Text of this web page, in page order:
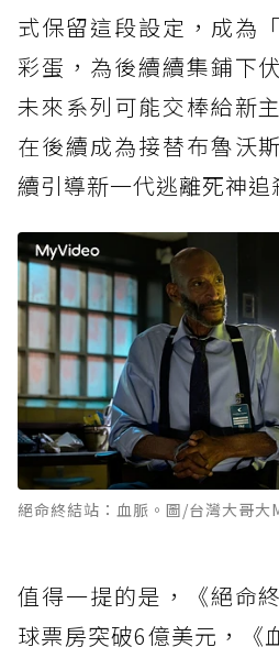
式保留這段設定，成為
彩蛋，為後續續集鋪下
未來系列可能交棒給新
在後續成為接替布魯沃
續引導新一代逃離死神追
絕命終結站：血脈。圖/台灣大哥大
值得一提的是，《絕命
球票房突破6億美元，《